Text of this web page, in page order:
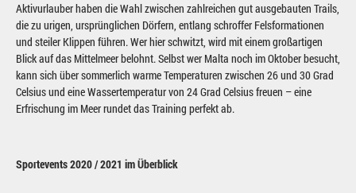
Aktivurlauber haben die Wahl zwischen zahlreichen gut ausgebauten Trails,
die zu urigen, ursprünglichen Dörfern, entlang schroffer Felsformationen
und steiler Klippen führen. Wer hier schwitzt, wird mit einem großartigen
Blick auf das Mittelmeer belohnt. Selbst wer Malta noch im Oktober besucht,
kann sich über sommerlich warme Temperaturen zwischen 26 und 30 Grad
Celsius und eine Wassertemperatur von 24 Grad Celsius freuen – eine
Erfrischung im Meer rundet das Training perfekt ab.
Sportevents 2020 / 2021 im Überblick